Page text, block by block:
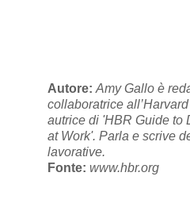
Autore: Amy Gallo è
collaboratrice
autrice di 'HBR Guide to
at Work'. Parla e scrive
lavorative.
Fonte: www.hbr.org